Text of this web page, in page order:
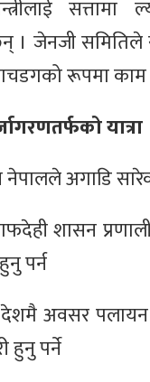
। जेनजी समितिले
रूपमा काम
यात्रा
अगाडि
शासन
पर्न
अवसर पलायन
हुनु पर्ने